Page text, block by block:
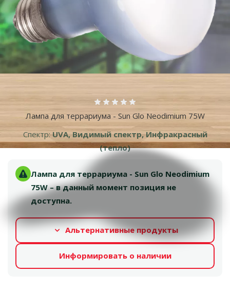
Лампа для террариума - Sun Glo Neodimium 75W
Оценка 0%
Спектр:UVA, Видимый спектр, Инфракрасный
(тепло)
Лампа для террариума - Sun Glo Neodimium
75W – в данный момент позиция не
доступна.
Альтернативные продукты
Информировать о наличии